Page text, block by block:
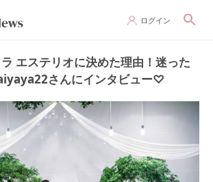
ログイン
エステリオに決めた理由！迷った
さんにインタビュー♡